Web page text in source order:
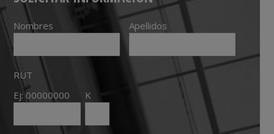
Nombres Apellidos
RUT
Ej: 00000000
K